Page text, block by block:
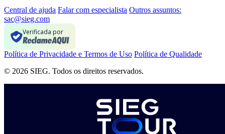
Central de ajuda Falar com especialista Outros assuntos:
sac@sieg.com
Verificada por
Política de Privacidade e Termos de Uso Política de Qualidade
© 2026 SIEG. Todos os direitos reservados.